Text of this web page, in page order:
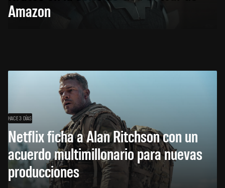
Amazon
HACE 3 DÍAS
Netflix ficha a Alan Ritchson con un
acuerdo multimillonario para nuevas
producciones